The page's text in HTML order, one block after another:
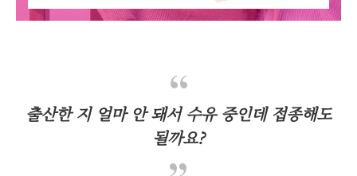
출산한 지 얼마 안 돼서 수유 중인데 접종해도
될까요?